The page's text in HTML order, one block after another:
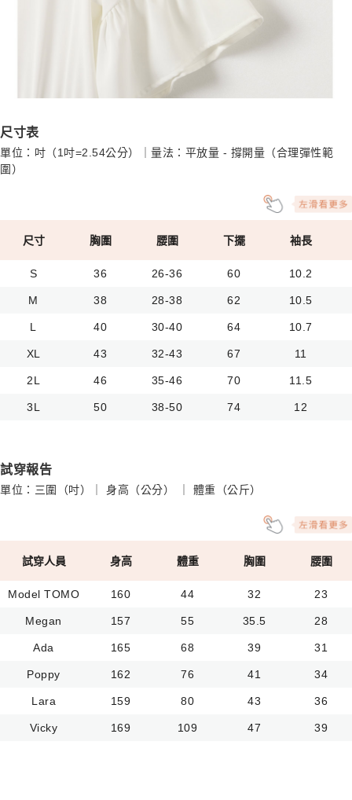
尺寸表
單位：吋（1吋=2.54公分）｜量法：平放量 - 撐開量（合理彈性範
圍）
尺寸 胸圍 腰圍 下擺 袖長
S 36 26-36 60 10.2
M 38 28-38 62 10.5
L 40 30-40 64 10.7
XL 43 32-43 67 11
2L 46 35-46 70 11.5
3L 50 38-50 74 12
試穿報告
單位：三圍（吋）｜ 身高（公分） ｜ 體重（公斤）
試穿人員 身高 體重 胸圍 腰圍
Model TOMO 160 44 32 23
Megan 157 55 35.5 28
Ada 165 68 39 31
Poppy 162 76 41 34
Lara 159 80 43 36
Vicky 169 109 47 39